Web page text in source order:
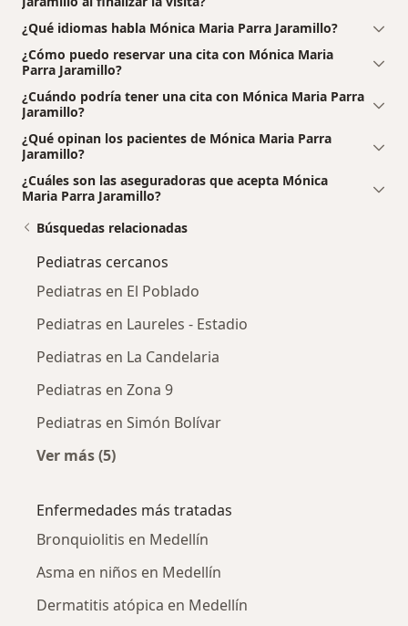
¿Qué idiomas habla Mónica Maria Parra Jaramillo?
¿Cómo puedo reservar una cita con Mónica Maria
Parra Jaramillo?
¿Cuándo podría tener una cita con Mónica Maria Parra
Jaramillo?
¿Qué opinan los pacientes de Mónica Maria Parra
Jaramillo?
¿Cuáles son las aseguradoras que acepta Mónica
Maria Parra Jaramillo?
Búsquedas relacionadas
Pediatras cercanos
Pediatras en El Poblado
Pediatras en Laureles - Estadio
Pediatras en La Candelaria
Pediatras en Zona 9
Pediatras en Simón Bolívar
Ver más (5)
Enfermedades más tratadas
Bronquiolitis en Medellín
Asma en niños en Medellín
Dermatitis atópica en Medellín